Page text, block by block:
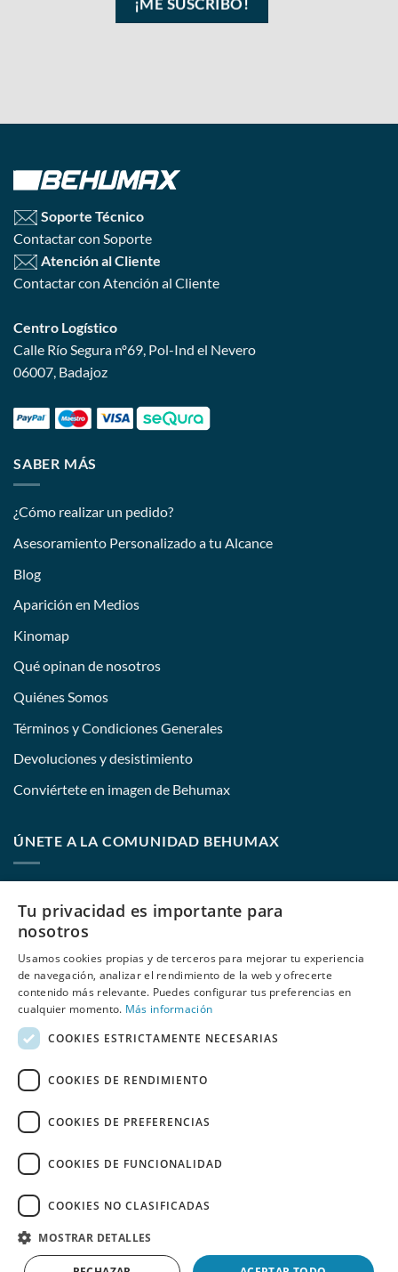
Soporte Técnico
Contactar con Soporte
Atención al Cliente
Contactar con Atención al Cliente
Centro Logístico
Calle Río Segura nº69, Pol-Ind el Nevero
06007, Badajoz
SABER MÁS
¿Cómo realizar un pedido?
Asesoramiento Personalizado a tu Alcance
Blog
Aparición en Medios
Kinomap
Qué opinan de nosotros
Quiénes Somos
Términos y Condiciones Generales
Devoluciones y desistimiento
Conviértete en imagen de Behumax
ÚNETE A LA COMUNIDAD BEHUMAX
E-mail:
He leído y acepto las políticas de privacidadde Behumax
REBAJAS ELITE FIT FITNESS
Copyright 2026 ©
Tu privacidad es importante para
nosotros
Usamos cookies propias y de terceros para mejorar tu experiencia
de navegación, analizar el rendimiento de la web y ofrecerte
contenido más relevante. Puedes configurar tus preferencias en
cualquier momento. Más información
COOKIES ESTRICTAMENTE NECESARIAS
COOKIES DE RENDIMIENTO
COOKIES DE PREFERENCIAS
COOKIES DE FUNCIONALIDAD
COOKIES NO CLASIFICADAS
MOSTRAR DETALLES